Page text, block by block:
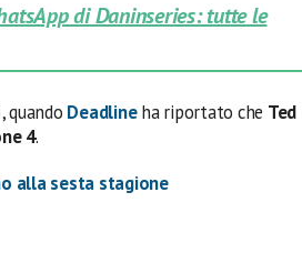
di Daninseries: tutte le
quando Deadlineha riportato che Ted
4.
alla sesta stagione